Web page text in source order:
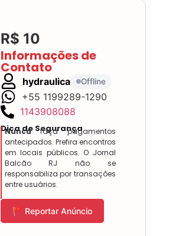
R$ 10
Informações de
Contato
hydraulica Offline
+55 1199289-1290
1143908088
Dica de Segurança
Nuncafaça pagamentos
antecipados. Prefira encontros
em locais públicos. O Jornal
Balcão RJ não se
responsabiliza por transações
entre usuários.
🚩 Reportar Anúncio